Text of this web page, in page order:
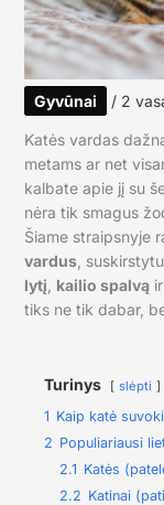
Gyvūnai / 2
Katės vardas
metams ar net
kalbate apie jį su
nėra tik smagus
Šiame straipsnyje
vardus,
lytį kailio spalvąir
tiks ne tik dabar,
Turinys slėpti
1 Kaip katė
2 Populiariausi
2.1 Katės
2.2 Katinai